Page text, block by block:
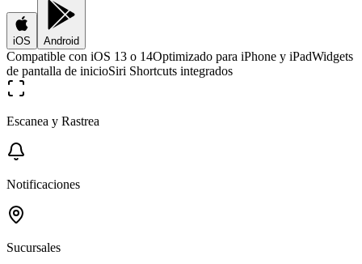
iOS Android
Compatible con iOS 13 o 14Optimizado para iPhone y iPadWidgets
de pantalla de inicioSiri Shortcuts integrados
Escanea y Rastrea
Notificaciones
Sucursales